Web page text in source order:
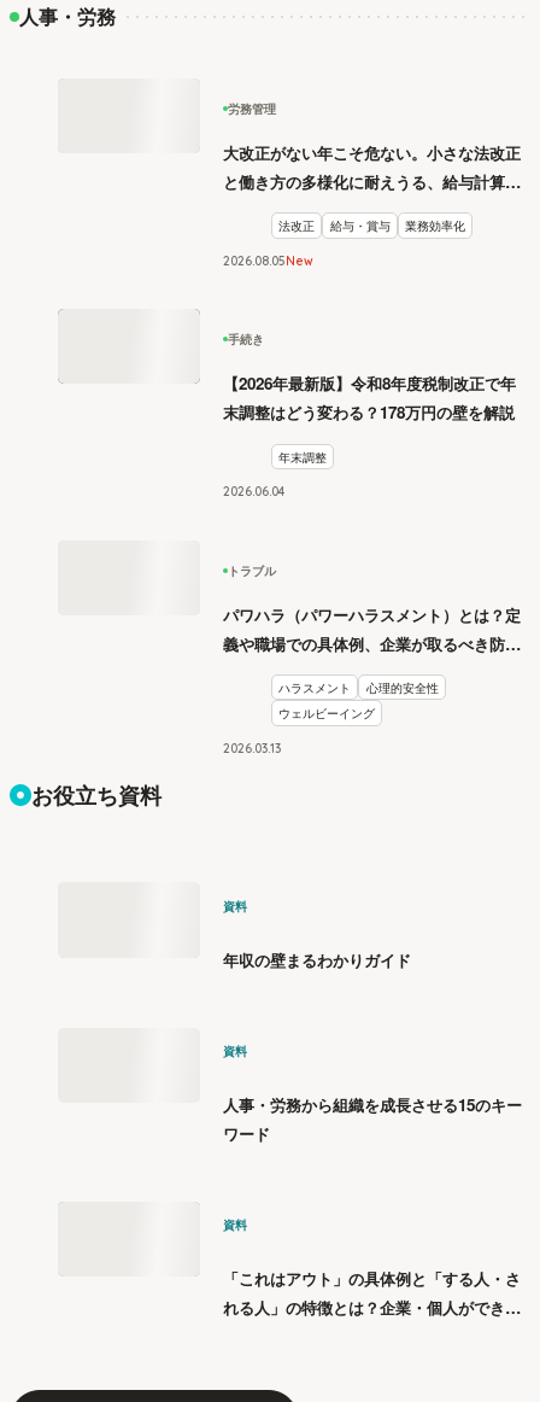
人事・労務
労務管理
大改正がない年こそ危ない。小さな法改正
と働き方の多様化に耐えうる、給与計算と
リスク管理
法改正 給与・賞与 業務効率化
2026 08 05New
手続き
【2026年最新版】令和8年度税制改正で年
末調整はどう変わる？178万円の壁を解説
年末調整
2026.06 04
トラブル
パワハラ（パワーハラスメント）とは？定
義や職場での具体例、企業が取るべき防止
措置を学ぶ
ハラスメント
心理的安全性
ウェルビーイング
2026 0313
お役立ち資料
資料
年収の壁まるわかりガイド
資料
人事・労務から組織を成長させる15のキー
ワード
資料
「これはアウト」の具体例と「する人・さ
れる人」の特徴とは？企業・個人ができる